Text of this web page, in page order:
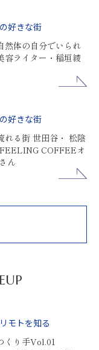
好きな街
然体の自分でいられ
容ライター・稲垣綾
好きな街
れる街 世田谷・ 松陰
COFFEEオ
ん
モトを知る
くり手Vol.01